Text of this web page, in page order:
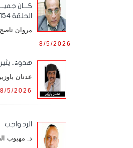
كـــان
الحلقة 154
مروان ناصح
8/5/2026
هدوءٌ..
عدنان باوزير
8/5/2026
الرد واجب
د. مهيوب